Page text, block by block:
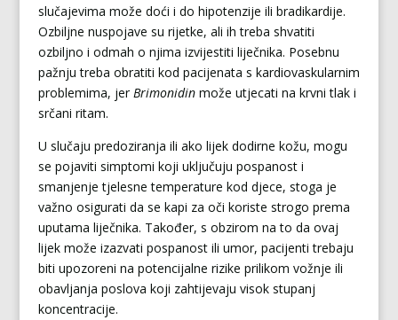
slučajevima može doći i do hipotenzije ili bradikardije.
Ozbiljne nuspojave su rijetke, ali ih treba shvatiti
ozbiljno i odmah o njima izvijestiti liječnika. Posebnu
pažnju treba obratiti kod pacijenata s kardiovaskularnim
problemima, jerBrimonidinmože utjecati na krvni tlak i
srčani ritam.
U slučaju predoziranja ili ako lijek dodirne kožu, mogu
se pojaviti simptomi koji uključuju pospanost i
smanjenje tjelesne temperature kod djece, stoga je
važno osigurati da se kapi za oči koriste strogo prema
uputama liječnika. Također, s obzirom na to da ovaj
lijek može izazvati pospanost ili umor, pacijenti trebaju
biti upozoreni na potencijalne rizike prilikom vožnje ili
obavljanja poslova koji zahtijevaju visok stupanj
koncentracije.